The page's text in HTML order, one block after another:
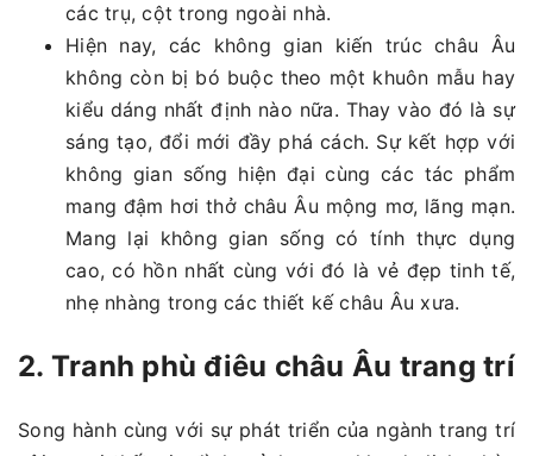
các trụ, cột trong ngoài nhà.
Hiện nay, các không gian kiến trúc châu Âu
không còn bị bó buộc theo một khuôn mẫu hay
kiểu dáng nhất định nào nữa. Thay vào đó là sự
sáng tạo, đổi mới đầy phá cách. Sự kết hợp với
không gian sống hiện đại cùng các tác phẩm
mang đậm hơi thở châu Âu mộng mơ, lãng mạn.
Mang lại không gian sống có tính thực dụng
cao, có hồn nhất cùng với đó là vẻ đẹp tinh tế,
nhẹ nhàng trong các thiết kế châu Âu xưa.
2. Tranh phù điêu châu Âu trang trí
Song hành cùng với sự phát triển của ngành trang trí